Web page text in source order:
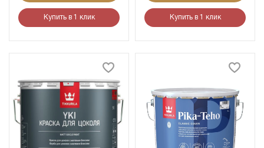
Купить в 1 клик Купить в 1 клик